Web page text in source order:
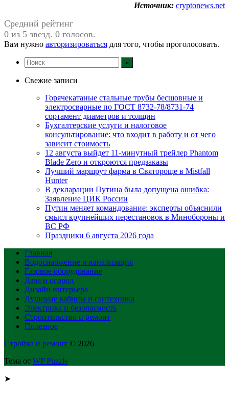
Источник: cryptonews.net
Средний рейтинг
0 из 5 звезд. 0 голосов.
Вам нужно авторизироваться для того, чтобы проголосовать.
Свежие записи
Горячекатаные стальные трубы бесшовные и
электросварные по ГОСТ 8732-78/8731-74
сортамент диаметров и толщин
Бухгалтерские услуги и налоговое
консультирование: что входит в работу и от чего
зависит стоимость
12 августа выйдет 11-минутный трейлер Phantom
Blade Zero и откроются предзаказы
Лучший маршрут фарма в Святороще в Mistfall
Hunter
В декларации Путина была допущена ошибка:
Заявление ЦИК России
Путин меняет командование: эксперты объяснили
смысл крупнейших перестановок в Минобороны и
ВС РФ
Праздники 6 августа 2026 года
Главная
Водоснабжение и канализация
Газовое оборудование
Дача и огород
Дизайн интерьера
Душевые кабины и сантехника
Электрика и безопасность
Строительство и ремонт
Полезное
Стройка и ремонт © 2026
Тема от WP Puzzle
➤